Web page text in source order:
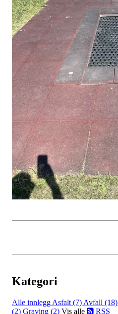
Kategori
Alle innlegg Asfalt (7) Avfall (18)
(2) Graving (2) Vis alle RSS